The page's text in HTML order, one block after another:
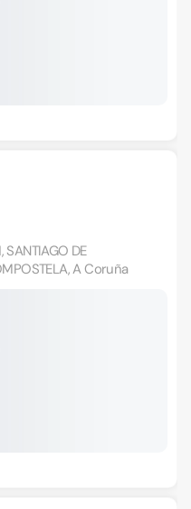
SANTIAGO DE
A Coruña